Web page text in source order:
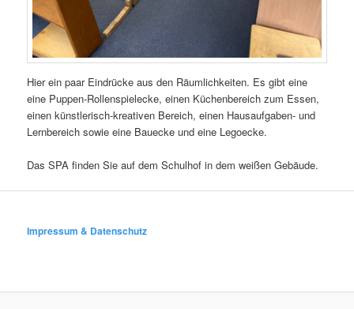
Hier ein paar Eindrücke aus den Räumlichkeiten. Es gibt eine
eine Puppen-Rollenspielecke, einen Küchenbereich zum Essen,
einen künstlerisch-kreativen Bereich, einen Hausaufgaben- und
Lernbereich sowie eine Bauecke und eine Legoecke.
Das SPA finden Sie auf dem Schulhof in dem weißen Gebäude.
Impressum & Datenschutz